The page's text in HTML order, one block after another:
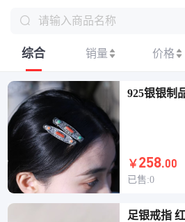
请输入商品名称
综合 销量 价格
925银银制
￥258.00
已售:0
足银戒指